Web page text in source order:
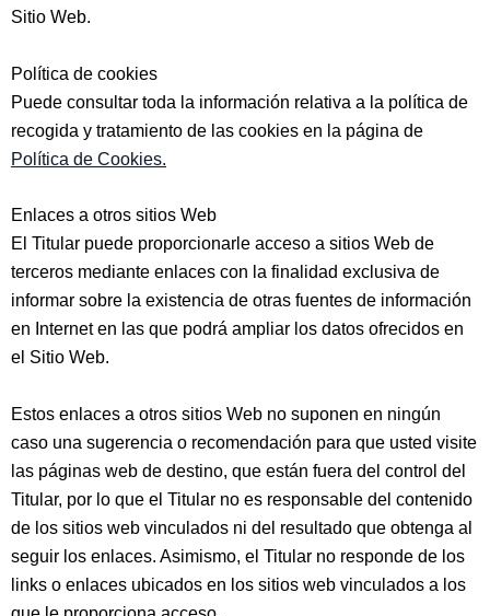
Sitio Web.
Política de cookies
Puede consultar toda la información relativa a la política de
recogida y tratamiento de las cookies en la página de
Política de Cookies.
Enlaces a otros sitios Web
El Titular puede proporcionarle acceso a sitios Web de
terceros mediante enlaces con la finalidad exclusiva de
informar sobre la existencia de otras fuentes de información
en Internet en las que podrá ampliar los datos ofrecidos en
el Sitio Web.
Estos enlaces a otros sitios Web no suponen en ningún
caso una sugerencia o recomendación para que usted visite
las páginas web de destino, que están fuera del control del
Titular, por lo que el Titular no es responsable del contenido
de los sitios web vinculados ni del resultado que obtenga al
seguir los enlaces. Asimismo, el Titular no responde de los
links o enlaces ubicados en los sitios web vinculados a los